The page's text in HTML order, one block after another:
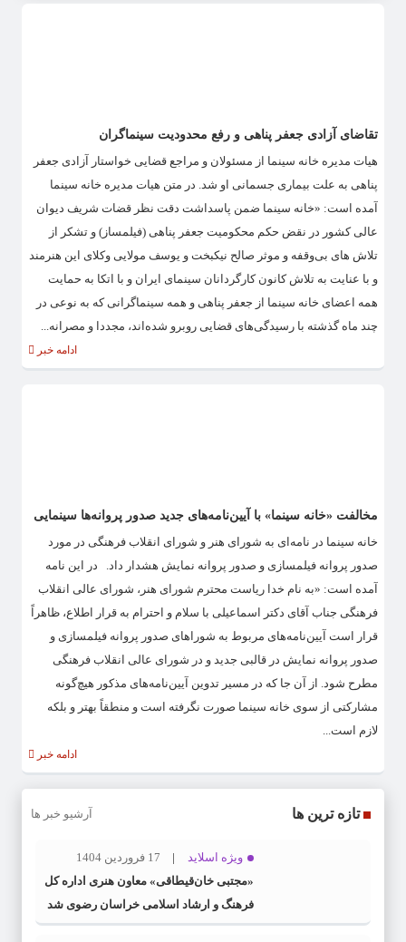
تقاضای آزادی جعفر پناهی و رفع محدودیت سینماگران
هیات مدیره خانه سینما از مسئولان و مراجع قضایی خواستار آزادی جعفر
پناهی به علت بیماری جسمانی او شد. در متن هیات مدیره خانه سینما
آمده است: «خانه سینما ضمن پاسداشت دقت نظر قضات شریف دیوان
عالی کشور در نقض حکم محکومیت جعفر پناهی (فیلمساز) و تشکر از
تلاش های بی‌وقفه و موثر صالح نیکبخت و یوسف مولایی وکلای این هنرمند
و با عنایت به تلاش کانون کارگردانان سینمای ایران و با اتکا به حمایت
همه اعضای خانه سینما از جعفر پناهی و همه سینماگرانی که به نوعی در
چند ماه گذشته با رسیدگی‌های قضایی روبرو شده‌اند، مجددا و مصرانه...
ادامه خبر
مخالفت «خانه سینما» با آیین‌نامه‌های جدید صدور پروانه‌ها سینمایی
خانه سینما در نامه‌ای به شورای هنر و شورای انقلاب فرهنگی در مورد
صدور پروانه فیلمسازی و صدور پروانه نمایش هشدار داد. در این نامه
آمده است: «به نام خدا ریاست محترم شورای هنر، شورای عالی انقلاب
فرهنگی جناب آقای دکتر اسماعیلی با سلام و احترام به قرار اطلاع، ظاهراً
قرار است آیین‌نامه‌های مربوط به شوراهای صدور پروانه فیلمسازی و
صدور پروانه نمایش در قالبی جدید و در شورای عالی انقلاب فرهنگی
مطرح شود. از آن جا که در مسیر تدوین آیین‌نامه‌های مذکور هیچ‌گونه
مشارکتی از سوی خانه سینما صورت نگرفته است و منطقاً بهتر و بلکه
لازم است...
ادامه خبر
تازه ترین ها آرشیو خبر ها
ویژه اسلاید
17 فروردین 1404
«مجتبی خان‌قیطاقی» معاون هنری اداره کل
فرهنگ و ارشاد اسلامی خراسان رضوی شد